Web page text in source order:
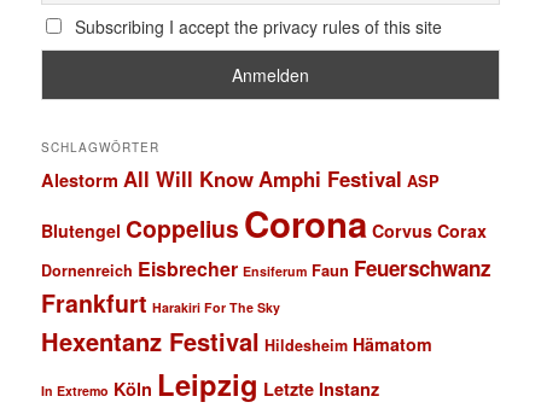
Subscribing I accept the privacy rules of this site
SCHLAGWÖRTER
Alestorm All Will KnowAmphi Festival ASP
Blutengel Coppelius Corona Corvus Corax
Dornenreich Eisbrecher Ensiferum Faun Feuerschwanz
Frankfurt Harakiri For The Sky
Hexentanz Festival Hildesheim Hämatom
In Extremo Köln Leipzig Letzte Instanz